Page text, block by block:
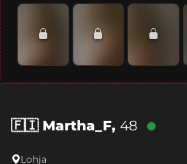
🇫🇮Martha_F, 48
Lohja